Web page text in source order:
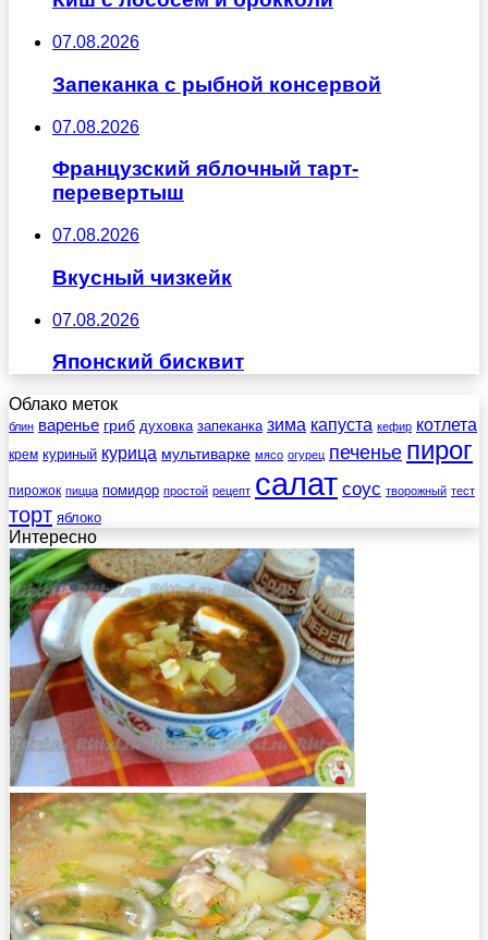
07.08.2026
Запеканка с рыбной консервой
07.08.2026
Французский яблочный тарт-
перевертыш
07.08.2026
Вкусный чизкейк
07.08.2026
Японский бисквит
Облако меток
блин варенье гриб духовка запеканка зима капуста кефир котлета
крем куриный курица мультиварке мясо огурец печенье пирог
пирожок пицца помидор простой рецепт салат соус творожный тест
торт яблоко
Интересно